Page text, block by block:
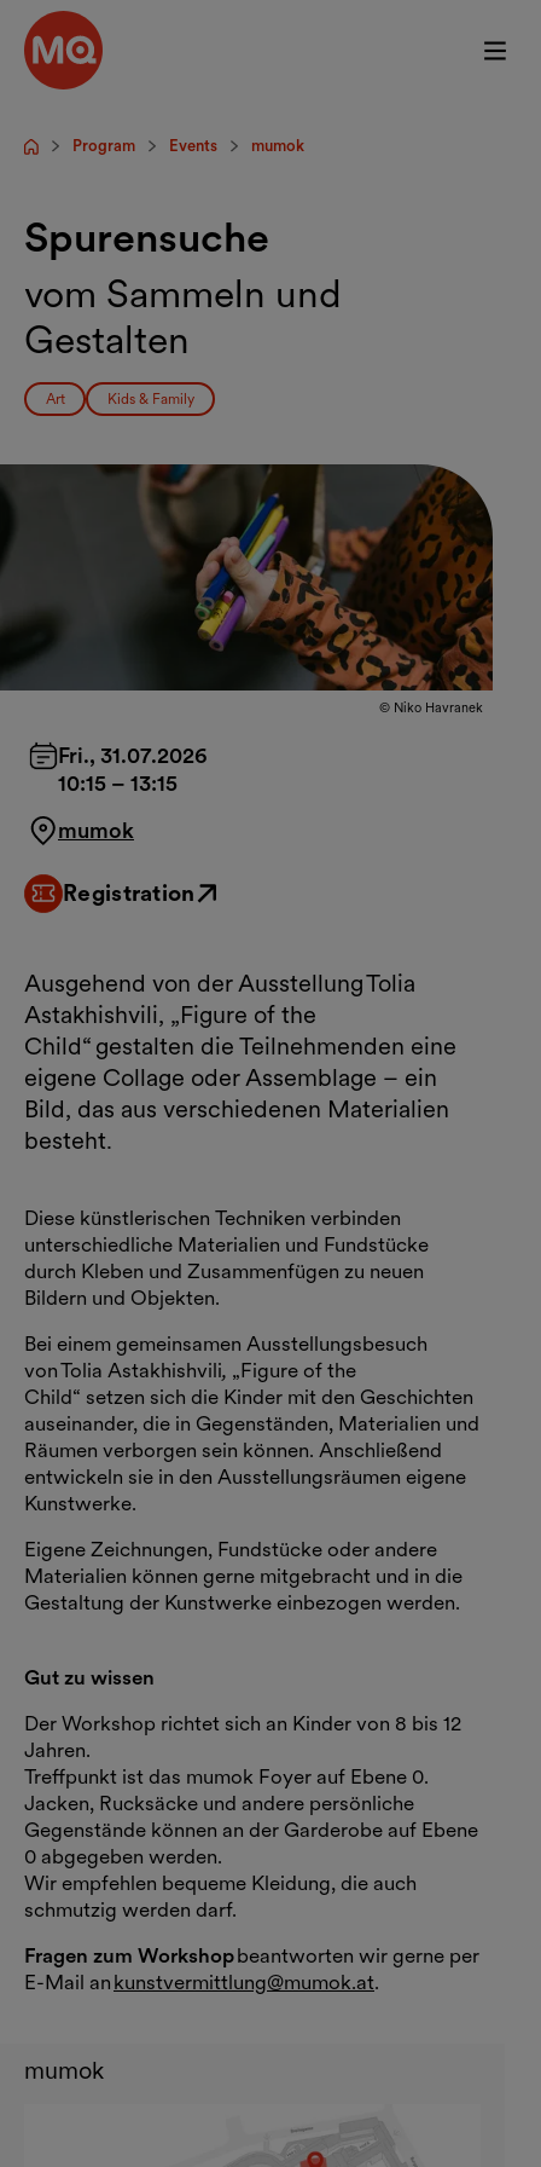
Skip to main content
StartpageProgram Events mumok
Spurensuche
vom Sammeln und
Gestalten
Art Kids & Family
© Niko Havranek
Fri., 31.07.2026
10:15 – 13:15
mumok
Registration
External link
Ausgehend von der Ausstellung Tolia
Astakhishvili, „Figure of the
Child“ gestalten die Teilnehmenden eine
eigene Collage oder Assemblage – ein
Bild, das aus verschiedenen Materialien
besteht.
Diese künstlerischen Techniken verbinden
unterschiedliche Materialien und Fundstücke
durch Kleben und Zusammenfügen zu neuen
Bildern und Objekten.
Bei einem gemeinsamen Ausstellungsbesuch
von Tolia Astakhishvili, „Figure of the
Child“ setzen sich die Kinder mit den Geschichten
auseinander, die in Gegenständen, Materialien und
Räumen verborgen sein können. Anschließend
entwickeln sie in den Ausstellungsräumen eigene
Kunstwerke.
Eigene Zeichnungen, Fundstücke oder andere
Materialien können gerne mitgebracht und in die
Gestaltung der Kunstwerke einbezogen werden.
Gut zu wissen
Der Workshop richtet sich an Kinder von 8 bis 12
Jahren.
Treffpunkt ist das mumok Foyer auf Ebene 0.
Jacken, Rucksäcke und andere persönliche
Gegenstände können an der Garderobe auf Ebene
0 abgegeben werden.
Wir empfehlen bequeme Kleidung, die auch
schmutzig werden darf.
Fragen zum Workshopbeantworten wir gerne per
E-Mail an kunstvermittlung@mumok.at.
mumok